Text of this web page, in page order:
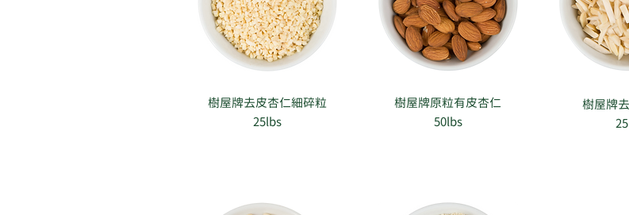
樹屋牌原粒有皮杏仁
50lbs
樹屋牌
樹屋牌去皮杏仁細碎粒
25lbs